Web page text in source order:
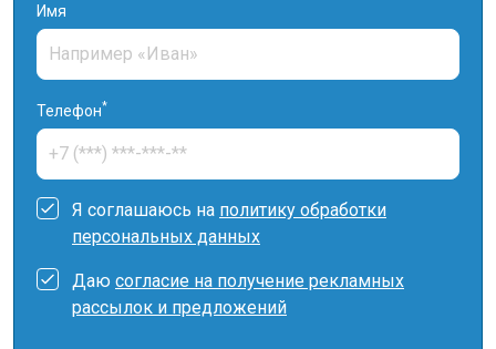
Имя
Телефон*
Я соглашаюсь на политику обработки
персональных данных
Даю согласие на получение рекламных
рассылок и предложений